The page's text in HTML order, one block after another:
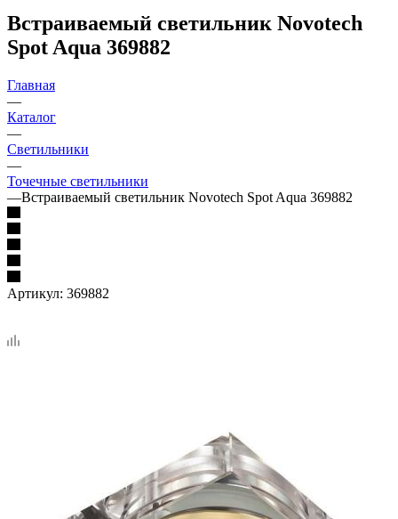
Встраиваемый светильник Novotech
Spot Aqua 369882
Главная
—
Каталог
—
Светильники
—
Точечные светильники
—Встраиваемый светильник Novotech Spot Aqua 369882
Артикул: 369882